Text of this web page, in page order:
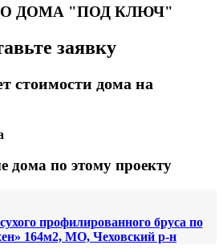
ДОМА "ПОД КЛЮЧ"
заявку
стоимости дома на
дома по этому проекту
профилированного бруса по
164м2, МО, Чеховский р-н